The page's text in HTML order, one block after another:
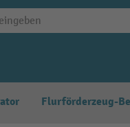
Flurförderzeug-